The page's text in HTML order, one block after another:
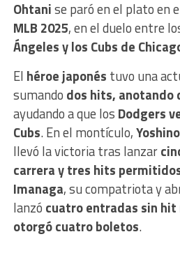
Ohtanise paró en el plato en
MLB 2025, en el duelo entre
Ángeles y los Cubs de
El héroe japonés tuvo una
sumando dos hits, anotando
ayudando a que los Dodgers
Cubs. En el montículo,
llevó la victoria tras lanzar
carrera y tres hits
Imanaga, su compatriota y
lanzó cuatro entradas sin hit
otorgó cuatro boletos.